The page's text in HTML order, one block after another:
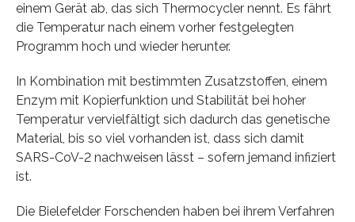
einem Gerät ab, das sich Thermocycler nennt. Es fährt
die Temperatur nach einem vorher festgelegten
Programm hoch und wieder herunter.
In Kombination mit bestimmten Zusatzstoffen, einem
Enzym mit Kopierfunktion und Stabilität bei hoher
Temperatur vervielfältigt sich dadurch das genetische
Material, bis so viel vorhanden ist, dass sich damit
SARS-CoV-2 nachweisen lässt – sofern jemand infiziert
ist.
Die Bielefelder Forschenden haben bei ihrem Verfahren